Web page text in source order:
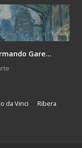
Gare...
da Vinci
Ribera